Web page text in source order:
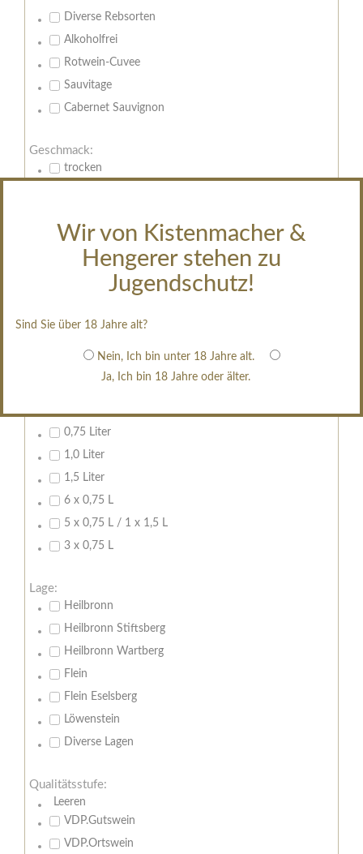
Wir von Kistenmacher &
Hengerer stehen zu
Jugendschutz!
Sind Sie über 18 Jahre alt?
Nein, Ich bin unter 18 Jahre alt.
Ja, Ich bin 18 Jahre oder älter.
Diverse Rebsorten
Alkoholfrei
Rotwein-Cuvee
Sauvitage
Cabernet Sauvignon
Geschmack:
trocken
restsüß
edelsüß
im Holzfass gereift
erfrischend, nicht zu süß
0,75 Liter
1,0 Liter
1,5 Liter
6 x 0,75 L
5 x 0,75 L / 1 x 1,5 L
3 x 0,75 L
Lage:
Heilbronn
Heilbronn Stiftsberg
Heilbronn Wartberg
Flein
Flein Eselsberg
Löwenstein
Diverse Lagen
Qualitätsstufe:
Leeren
VDP.Gutswein
VDP.Ortswein